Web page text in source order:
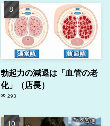
勃起力の減退は「血管の老
化」（店長）
293